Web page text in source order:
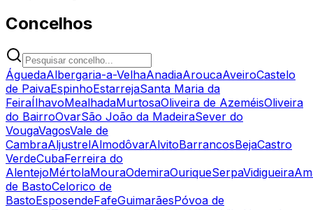
Concelhos
ÁguedaAlbergaria-a-VelhaAnadiaAroucaAveiroCastelo
de PaivaEspinhoEstarrejaSanta Maria da
FeiraÍlhavoMealhadaMurtosaOliveira de AzeméisOliveira
do BairroOvarSão João da MadeiraSever do
VougaVagosVale de
CambraAljustrelAlmodôvarAlvitoBarrancosBejaCastro
VerdeCubaFerreira do
AlentejoMértolaMouraOdemiraOuriqueSerpaVidigueira
de BastoCelorico de
BastoEsposendeFafeGuimarãesPóvoa de